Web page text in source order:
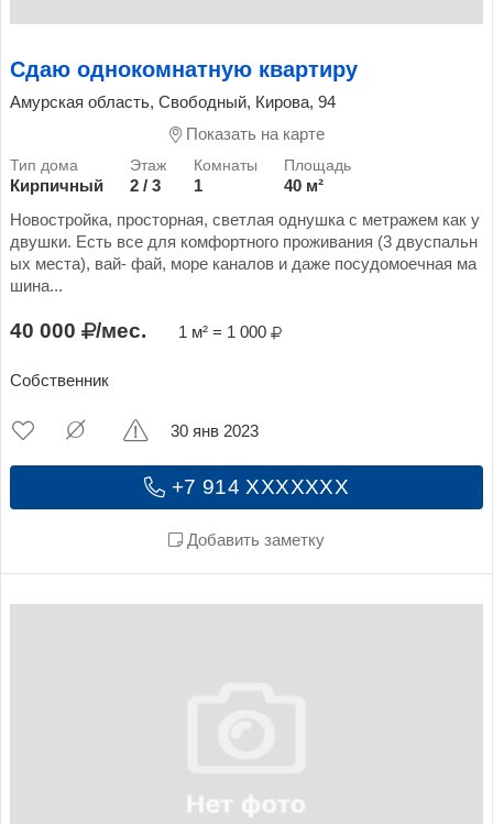
Сдаю однокомнатную квартиру
Амурская область, Свободный, Кирова, 94
Показать на карте
Кирпичный 2 / 3 1
40 м²
Новостройка, просторная, светлая однушка с метражем как у
двушки. Есть все для комфортного проживания (3 двуспальн
ых места), вай- фай, море каналов и даже посудомоечная ма
шина...
40 000 /мес. 1 м² = 1 000
Собственник
+7 914 XXXXXXX
Добавить заметку
30 янв 2023